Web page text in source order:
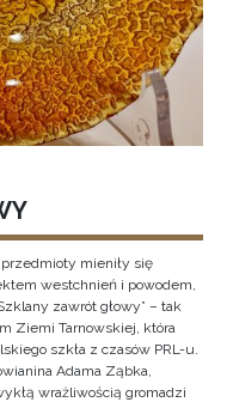
przedmioty mieniły się
westchnień i powodem,
zawrót głowy” – tak
Ziemi Tarnowskiej, która
szkła z czasów PRL-u.
Adama Ząbka,
wrażliwością gromadzi